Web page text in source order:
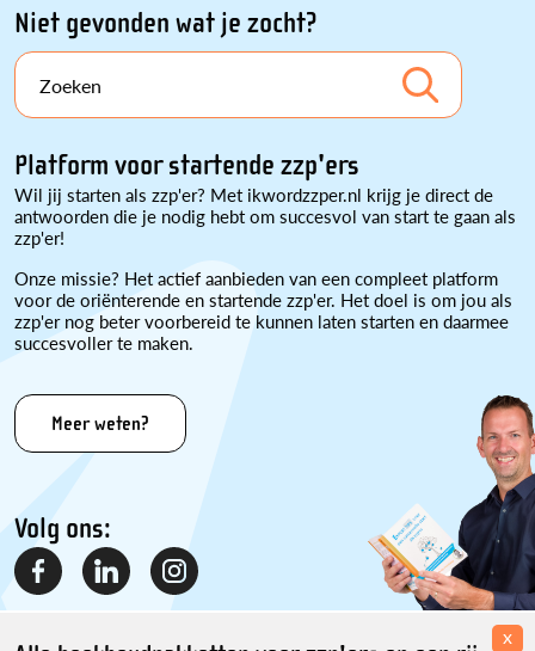
Niet gevonden wat je zocht?
Zoeken
Platform voor startende zzp'ers
Wil jij starten als zzp'er? Met ikwordzzper.nl krijg je direct de
antwoorden die je nodig hebt om succesvol van start te gaan als
zzp'er!
Onze missie? Het actief aanbieden van een compleet platform
voor de oriënterende en startende zzp'er. Het doel is om jou als
zzp'er nog beter voorbereid te kunnen laten starten en daarmee
succesvoller te maken.
Meer weten?
Volg ons:
x